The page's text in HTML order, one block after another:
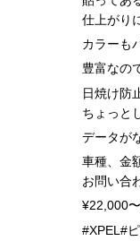
仕上がり
カラーも
豊富なの
日焼け防
ちょっと
データが
車種、金
お問い合
¥22,000
#XPEL#